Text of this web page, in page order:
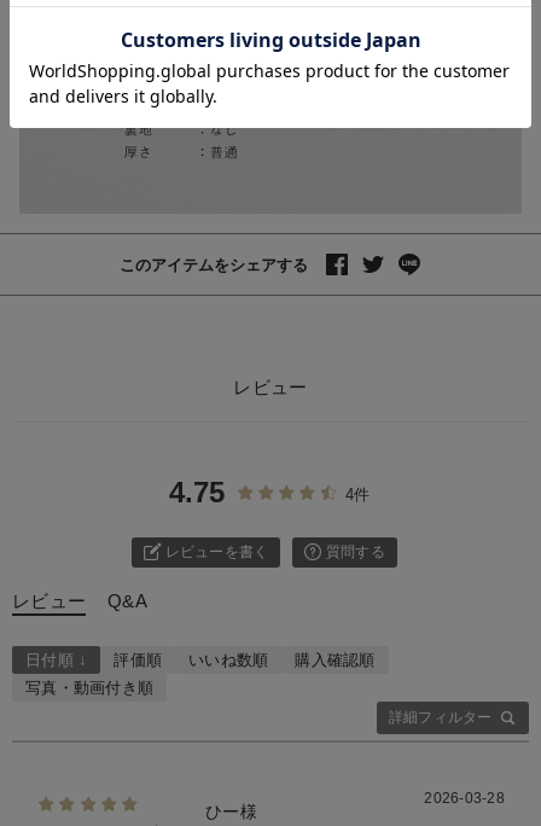
5%OFF
【親子コーデ可】
星柄・オリーブ柄
【親子コーデ可】
スムースカシュク
【出産後も長く着
れる】
このアイテムをシェアする
レビュー
4.75 4件
レビューを書く 質問する
レビュー Q&A
詳細フィルター
日付順 ↓ 評価順 いいね数順
購入確認順
写真・動画付き順
ひー様
2026-03-28
お気に入り商品を確認する